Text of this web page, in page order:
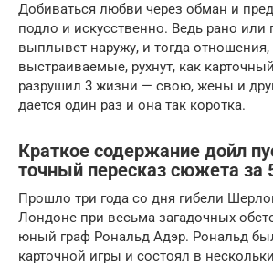
Добиваться любви через обман и
подло и искусственно. Ведь рано или
выплывет наружу, и тогда отношения,
выстраиваемые, рухнут, как
разрушил 3 жизни — свою, жены и
дается один раз и она так коротка.
Краткое содержание дойл
точный пересказ сюжета за
Прошло три года со дня гибели
Лондоне при весьма загадочных
юный граф Рональд Адэр. Рональд
карточной игры и состоял в